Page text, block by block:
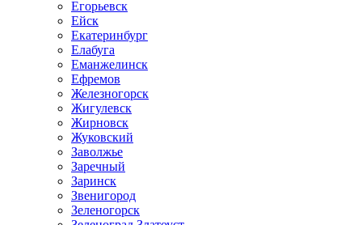
Егорьевск
Ейск
Екатеринбург
Елабуга
Еманжелинск
Ефремов
Железногорск
Жигулевск
Жирновск
Жуковский
Заволжье
Заречный
Заринск
Звенигород
Зеленогорск